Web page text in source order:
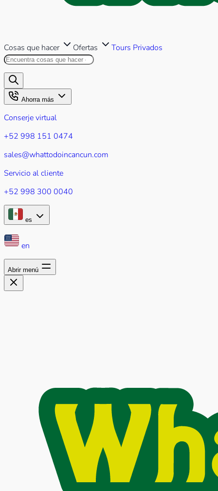
Cosas que hacer Ofertas Tours Privados
Buscar en este sitio
Ahorra más
Conserje virtual
+52 998 151 0474
sales@whattodoincancun.com
Servicio al cliente
+52 998 300 0040
es
en
Abrir menú